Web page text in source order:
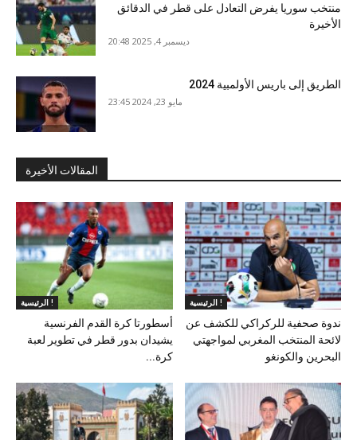
منتخب سوريا يفرض التعادل على قطر في الدقائق
الأخيرة
ديسمبر 4, 2025 20:48
الطريق إلى باريس الأولمبية 2024
مايو 23, 2024 23:45
المقالات الأخيرة
الرئيسية !
أسطورتا كرة القدم الفرنسية
يشيدان بدور قطر في تطوير لعبة
كرة...
الرئيسية !
ندوة صحفية للركراكي للكشف عن
لائحة المنتخب المغربي لمواجهتي
البحرين والكونغو